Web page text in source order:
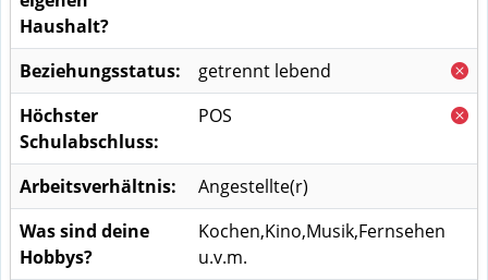
Haushalt?
Beziehungsstatus:
getrennt lebend
Höchster
Schulabschluss:
POS
Arbeitsverhältnis:
Angestellte(r)
Was sind deine
Hobbys?
Kochen,Kino,Musik,Fernsehen
u.v.m.